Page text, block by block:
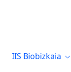
IIS Biobizkaia